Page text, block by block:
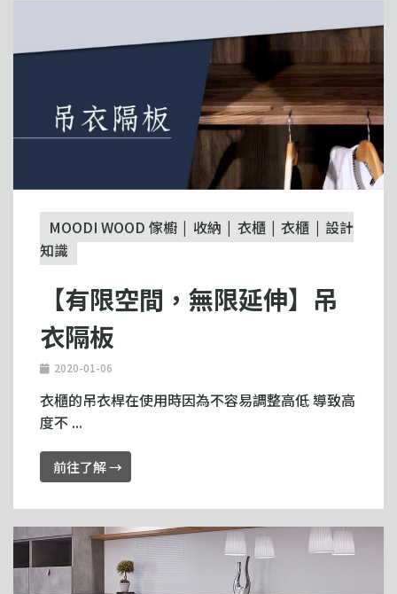
MOODI WOOD 傢櫥 收納 衣櫃 衣櫃
設計
知識
【有限空間，無限延伸】吊
衣隔板
2020-01-06
衣櫃的吊衣桿在使用時因為不容易調整高低 導致高
度不 ...
前往了解 →